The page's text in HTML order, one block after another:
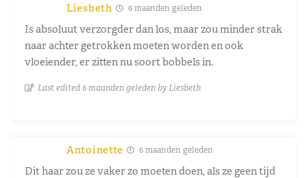
Liesbeth 6 maanden geleden
Is absoluut verzorgder dan los, maar zou minder strak
naar achter getrokken moeten worden en ook
vloeiender, er zitten nu soort bobbels in.
Last edited 6 maanden geleden by Liesbeth
Antoinette 6 maanden geleden
Dit haar zou ze vaker zo moeten doen, als ze geen tijd